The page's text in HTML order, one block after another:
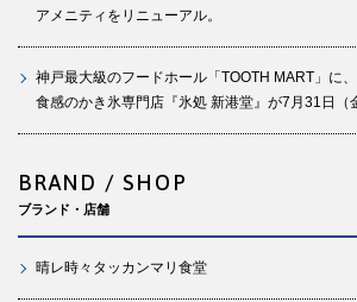
アメニティをリニューアル。
神戸最大級のフードホール「TOOTH MART」に
食感のかき氷専門店『氷処 新港堂』が7月31日（
BRAND / SHOP
ブランド・店舗
晴レ時々タッカンマリ食堂